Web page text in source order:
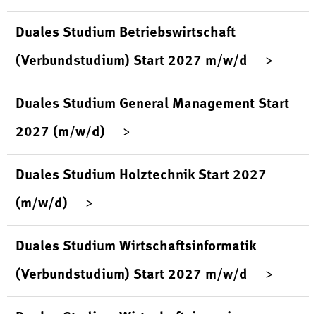
Duales Studium Betriebswirtschaft
(Verbundstudium) Start 2027 m/w/d
Duales Studium General Management Start
2027 (m/w/d)
Duales Studium Holztechnik Start 2027
(m/w/d)
Duales Studium Wirtschaftsinformatik
(Verbundstudium) Start 2027 m/w/d